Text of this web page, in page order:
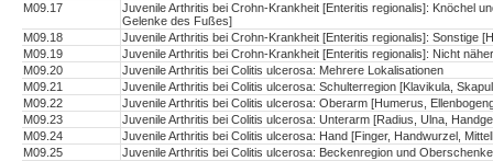
M09.17
Juvenile Arthritis bei Crohn-Krankheit [Enteritis regionalis]: Knöchel
Gelenke des Fußes]
M09.18
Juvenile Arthritis bei Crohn-Krankheit [Enteritis regionalis]: Sonstige
M09.19
Juvenile Arthritis bei Crohn-Krankheit [Enteritis regionalis]: Nicht
M09.20
Juvenile Arthritis bei Colitis ulcerosa: Mehrere Lokalisationen
M09.21
Juvenile Arthritis bei Colitis ulcerosa: Schulterregion [Klavikula,
M09.22
Juvenile Arthritis bei Colitis ulcerosa: Oberarm [Humerus,
M09.23
Juvenile Arthritis bei Colitis ulcerosa: Unterarm [Radius, Ulna,
M09.24
Juvenile Arthritis bei Colitis ulcerosa: Hand [Finger, Handwurzel,
M09.25
Juvenile Arthritis bei Colitis ulcerosa: Beckenregion und